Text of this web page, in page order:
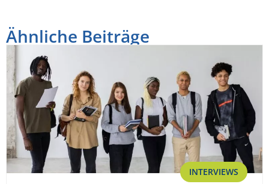
Ähnliche Beiträge
INTERVIEWS